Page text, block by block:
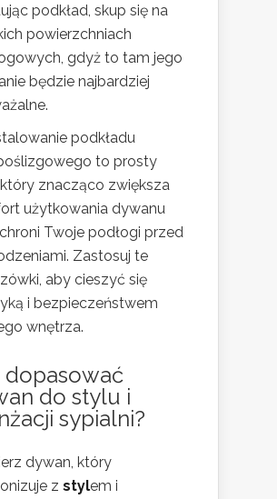
podkład, skup się na
powierzchniach
gdyż to tam jego
będzie najbardziej
podkładu
to prosty
znacząco zwiększa
użytkowania dywanu
Twoje podłogi przed
Zastosuj te
aby cieszyć się
i bezpieczeństwem
wnętrza.
dopasować
do stylu i
sypialni?
dywan, który
z stylem i